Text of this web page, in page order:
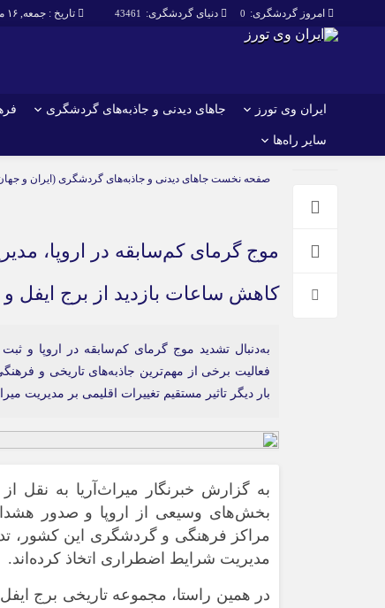
دنیای گردشگری: 43461 امروز گردشگری: 0 تاریخ : جمعه, ۱۶ مرداد , ۱۴۰۵
ایران وی تورز جاهای دیدنی و جاذبه‌های گردشگری
سایر راه‌ها
شرایط بازنشر محتوا در ایران وی تورز
ایران سفر تور
جاهای
گردشگری
راهنمای سفر
غذا و رستوران
پزشکی، سلامت و زیبایی
حقوق و قضایی
تور و سفر ایرانی
کارا دیلی
اخبار بانکی و اقتصادی
بلیط اتوبوس
صفحه نخست جاهای دیدنی و جاذبه‌های گردشگری (ایران و
موج گرمای کم‌سابقه در اروپا،
کاهش ساعات بازدید از برج ایفل و
به‌دنبال تشدید موج گرمای کم‌سابقه در اروپا و
فعالیت برخی از مهم‌ترین جاذبه‌های تاریخی و
بار دیگر تاثیر مستقیم تغییرات اقلیمی بر
به گزارش خبرنگار میراث‌آریا به نقل
بخش‌های وسیعی از اروپا و صدور
مراکز فرهنگی و گردشگری این کشور،
مدیریت شرایط اضطراری اتخاذ کرده‌اند.
در همین راستا، مجموعه تاریخی برج